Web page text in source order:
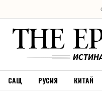
САЩ РУСИЯ КИТАЙ